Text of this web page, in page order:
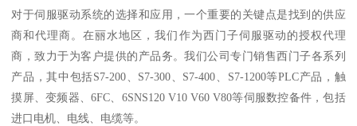
对于伺服驱动系统的选择和应用，一个重要的关键点是找到的供应
商和代理商。在丽水地区，我们作为西门子伺服驱动的授权代理
商，致力于为客户提供的产品务。我们公司专门销售西门子各系列
产品，其中包括S7-200、S7-300、S7-400、S7-1200等PLC产品，触
摸屏、变频器、6FC、6SNS120 V10 V60 V80等伺服数控备件，包括
进口电机、电线、电缆等。